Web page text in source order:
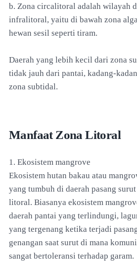
b. Zona circalitoral adalah wilayah
infralitoral, yaitu di bawah zona
hewan sesil seperti tiram.
Daerah yang lebih kecil dari zona
tidak jauh dari pantai, kadang-
zona subtidal.
Manfaat Zona Litoral
1. Ekosistem mangrove
Ekosistem hutan bakau atau
yang tumbuh di daerah pasang
litoral. Biasanya ekosistem
daerah pantai yang terlindungi,
yang tergenang ketika terjadi
genangan saat surut di mana
sangat bertoleransi terhadap garam.